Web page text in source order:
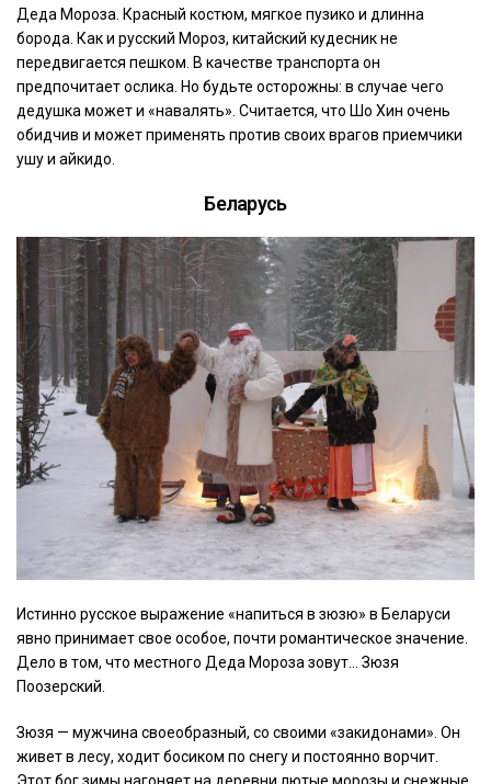
Деда Мороза. Красный костюм, мягкое пузико и длинна
борода. Как и русский Мороз, китайский кудесник не
передвигается пешком. В качестве транспорта он
предпочитает ослика. Но будьте осторожны: в случае чего
дедушка может и «навалять». Считается, что Шо Хин очень
обидчив и может применять против своих врагов приемчики
ушу и айкидо.
Беларусь
Истинно русское выражение «напиться в зюзю» в Беларуси
явно принимает свое особое, почти романтическое значение.
Дело в том, что местного Деда Мороза зовут… Зюзя
Поозерский.
Зюзя — мужчина своеобразный, со своими «закидонами». Он
живет в лесу, ходит босиком по снегу и постоянно ворчит.